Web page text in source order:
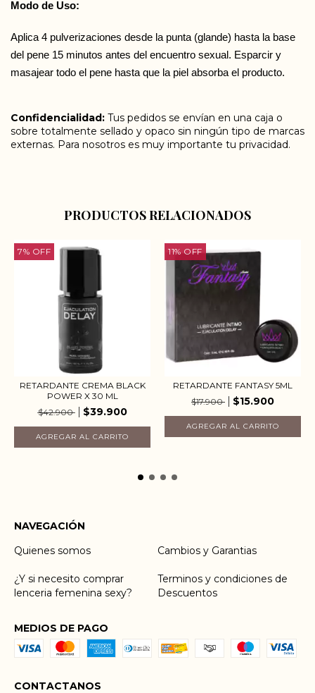
Modo de Uso:
Aplica 4 pulverizaciones desde la punta (glande) hasta la base
del pene 15 minutos antes del encuentro sexual. Esparcir y
masajear todo el pene hasta que la piel absorba el producto.
Confidencialidad: Tus pedidos se envían en una caja o
sobre totalmente sellado y opaco sin ningún tipo de marcas
externas. Para nosotros es muy importante tu privacidad.
PRODUCTOS RELACIONADOS
7% OFF
RETARDANTE CREMA BLACK
POWER X 30 ML
$42.900
$39.900
11% OFF
RETARDANTE FANTASY 5ML
$17.900
$15.900
NAVEGACIÓN
Quienes somos
Cambios y Garantias
¿Y si necesito comprar
lenceria femenina sexy?
Terminos y condiciones de
Descuentos
MEDIOS DE PAGO
CONTACTANOS